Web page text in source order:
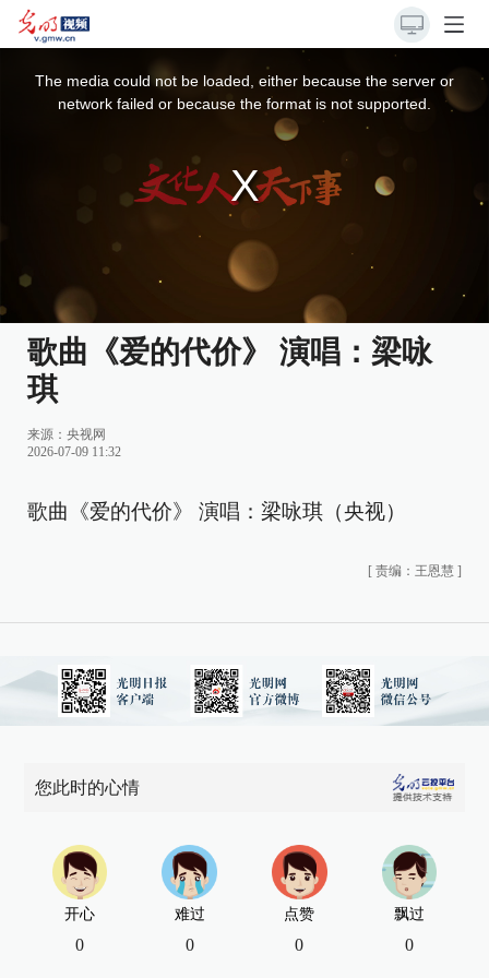
The media could not be loaded, either because the server or
network failed or because the format is not supported.
歌曲《爱的代价》 演唱：梁咏
琪
来源： 央视网
2026-07-09 11:32
歌曲《爱的代价》 演唱：梁咏琪（央视）
[ 责编：王恩慧 ]
您此时的心情
开心
0
难过
0
点赞
0
飘过
0